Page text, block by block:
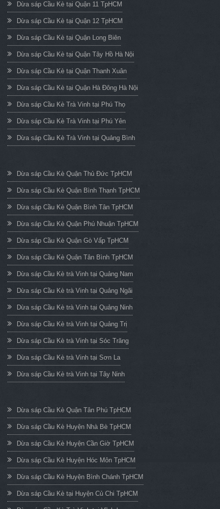
Dừa sáp Cầu Kè tại Quận 11 TpHCM
Dừa sáp Cầu Kè tại Quận 12 TpHCM
Dừa sáp Cầu Kè tại Quận Long Biên
Dừa sáp Cầu Kè tại Quận Tây Hồ Hà Nội
Dừa sáp Cầu Kè tại Quận Thanh Xuân
Dừa sáp Cầu Kè tại Quận Hà Đông Hà Nội
Dừa sáp Cầu Kè Trà Vinh tại Phú Thọ
Dừa sáp Cầu Kè Trà Vinh tại Phú Yên
Dừa sáp Cầu Kè Trà Vinh tại Quảng Bình
Dừa sáp Cầu Kè Quận Thủ Đức TpHCM
Dừa sáp Cầu Kè Quận Bình Thạnh TpHCM
Dừa sáp Cầu Kè Quận Bình Tân TpHCM
Dừa sáp Cầu Kè Quận Phú Nhuận TpHCM
Dừa sáp Cầu Kè Quận Gò Vấp TpHCM
Dừa sáp Cầu Kè Quận Tân Bình TpHCM
Dừa sáp Cầu Kè trà Vinh tại Quảng Nam
Dừa sáp Cầu Kè trà Vinh tại Quảng Ngãi
Dừa sáp Cầu Kè trà Vinh tại Quảng Ninh
Dừa sáp Cầu Kè trà Vinh tại Quảng Trị
Dừa sáp Cầu Kè trà Vinh tại Sóc Trăng
Dừa sáp Cầu Kè trà Vinh tại Sơn La
Dừa sáp Cầu Kè trà Vinh tại Tây Ninh
Dừa sáp Cầu Kè Quận Tân Phú TpHCM
Dừa sáp Cầu Kè Huyện Nhà Bè TpHCM
Dừa sáp Cầu Kè Huyện Cần Giờ TpHCM
Dừa sáp Cầu Kè Huyện Hóc Môn TpHCM
Dừa sáp Cầu Kè Huyện Bình Chánh TpHCM
Dừa sáp Cầu Kè tại Huyện Củ Chi TpHCM